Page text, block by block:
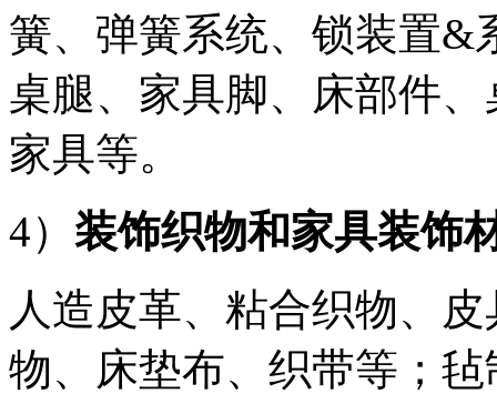
簧、弹簧系统、锁装置&
桌腿、家具脚、床部件
家具等。
4） 装饰织物和家具装饰
人造皮革、粘合织物、
物、床垫布、织带等；